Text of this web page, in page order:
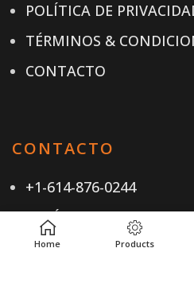
POLÍTICA DE
TÉRMINOS &
CONTACTO
CONTACTO
+1-614-876-0244
ENVÍANOS UN CORREO
Home Products